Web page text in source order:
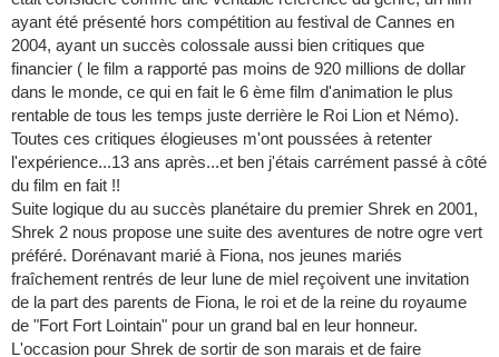
ayant été présenté hors compétition au festival de Cannes en
2004, ayant un succès colossale aussi bien critiques que
financier ( le film a rapporté pas moins de 920 millions de dollar
dans le monde, ce qui en fait le 6 ème film d'animation le plus
rentable de tous les temps juste derrière le Roi Lion et Némo).
Toutes ces critiques élogieuses m'ont poussées à retenter
l'expérience...13 ans après...et ben j'étais carrément passé à côté
du film en fait !!
Suite logique du au succès planétaire du premier Shrek en 2001,
Shrek 2 nous propose une suite des aventures de notre ogre vert
préféré. Dorénavant marié à Fiona, nos jeunes mariés
fraîchement rentrés de leur lune de miel reçoivent une invitation
de la part des parents de Fiona, le roi et de la reine du royaume
de "Fort Fort Lointain" pour un grand bal en leur honneur.
L'occasion pour Shrek de sortir de son marais et de faire